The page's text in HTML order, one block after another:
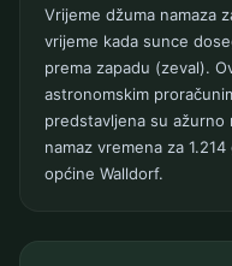
Vrijeme džuma namaza
vrijeme kada sunce
prema zapadu (zeval).
astronomskim
predstavljena su ažurno
namaz vremena za
općine Walldorf.